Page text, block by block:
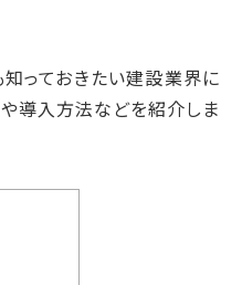
っておきたい建設業界に
導入方法などを紹介しま